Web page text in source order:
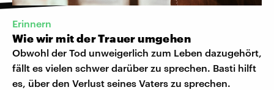
Erinnern
Wie wir mit der Trauer umgehen
Obwohl der Tod unweigerlich zum Leben dazugehört,
fällt es vielen schwer darüber zu sprechen. Basti hilft
es, über den Verlust seines Vaters zu sprechen.